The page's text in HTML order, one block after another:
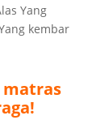
Yang
kembar
matras